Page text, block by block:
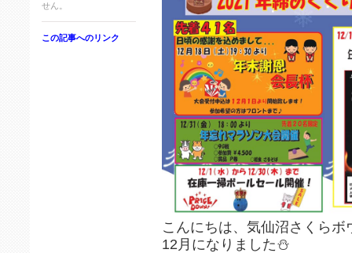
せん。
この記事へのリンク
こんにちは、気仙沼さくらボ
12月になりました⛄️